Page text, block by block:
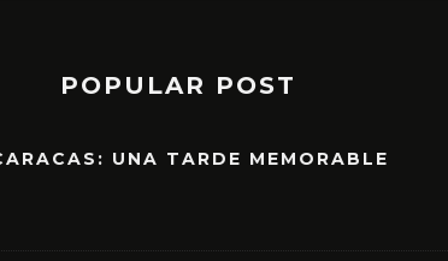
POPULAR POST
UNA TARDE MEMORABLE